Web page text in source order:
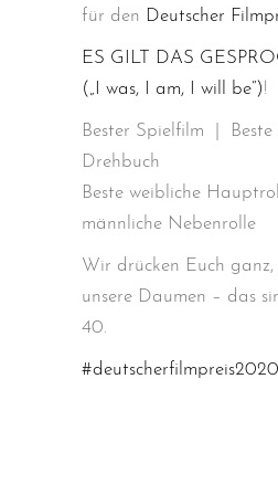
für den Deutscher
ES GILT DAS
(„I was, I am, I will be“)!
Bester Spielfilm |
Drehbuch
Beste weibliche
männliche Nebenrolle
Wir drücken Euch ganz,
unsere Daumen – das
40.
#deutscherfilmpreis2020